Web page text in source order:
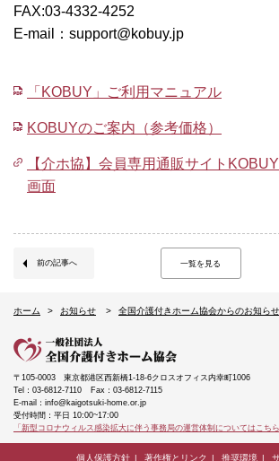
FAX:03-4332-4252
E-mail：support@kobuy.jp
「KOBUY」ご利用マニュアル
KOBUYのご案内（参考価格）
【介ホ協】会員専用通販サイト
画面
前の記事へ 一覧を見る
ホーム お知らせ 全国介護付きホーム協会からのお知らせ
〒105-0003 東京都港区西新橋1-18-6クロスオフィス内幸町1006
Tel：03-6812-7110
Fax：03-6812-7115
E-mail：info@kaigotsuki-home.or.jp
受付時間：平日 10:00~17:00
「新型コロナウィルス感染拡大に伴う事務局の運営体制についてはこちら
個人保護方針 著作権とリンク 推奨環境